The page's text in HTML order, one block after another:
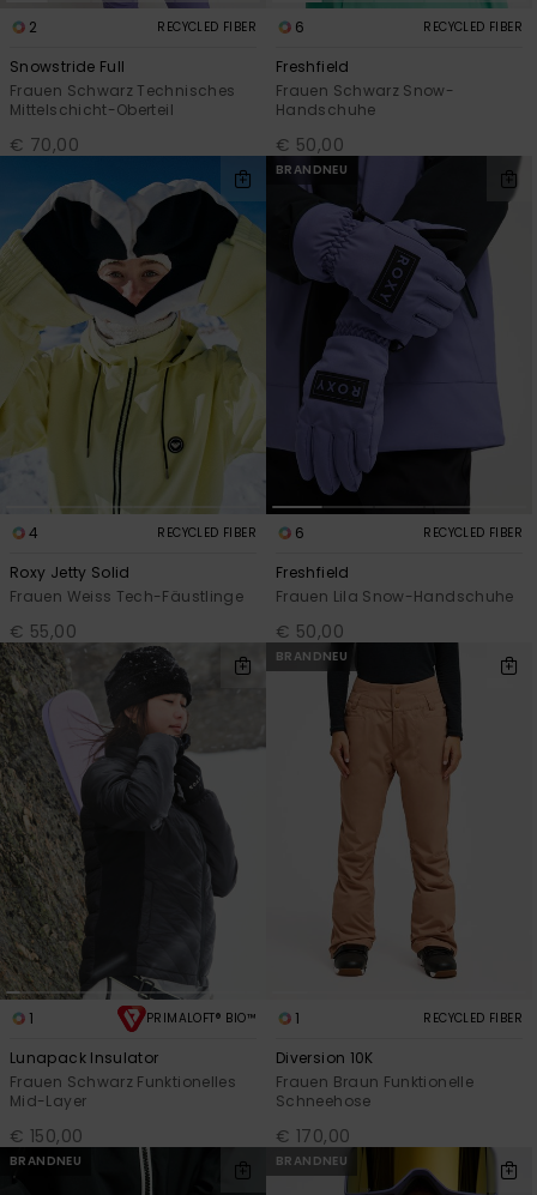
2 RECYCLED FIBER
Snowstride Full
Frauen Schwarz Technisches
Mittelschicht-Oberteil
€ 70,00
6 RECYCLED FIBER
Freshfield
Frauen Schwarz Snow-
Handschuhe
€ 50,00
4 RECYCLED FIBER
Roxy Jetty Solid
Frauen Weiss Tech-Fäustlinge
€ 55,00
BRANDNEU
6 RECYCLED FIBER
Freshfield
Frauen Lila Snow-Handschuhe
€ 50,00
1 PRIMALOFT® BIO™
Lunapack Insulator
Frauen Schwarz Funktionelles
Mid-Layer
€ 150,00
BRANDNEU
1 RECYCLED FIBER
Diversion 10K
Frauen Braun Funktionelle
Schneehose
€ 170,00
BRANDNEU BRANDNEU